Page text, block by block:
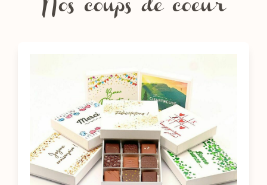
Nos coups de coeur